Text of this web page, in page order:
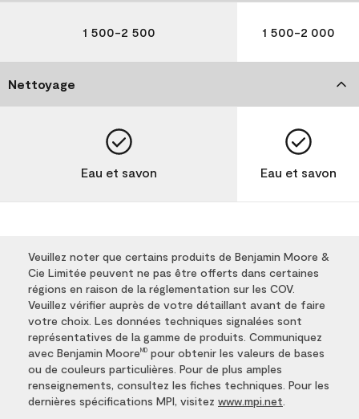
1 500-2 500 1 500-2 000
Nettoyage
Eau et savon Eau et savon
Veuillez noter que certains produits de Benjamin Moore &
Cie Limitée peuvent ne pas être offerts dans certaines
régions en raison de la réglementation sur les COV.
Veuillez vérifier auprès de votre détaillant avant de faire
votre choix. Les données techniques signalées sont
représentatives de la gamme de produits. Communiquez
avec Benjamin Moore MD pour obtenir les valeurs de bases
ou de couleurs particulières. Pour de plus amples
renseignements, consultez les fiches techniques. Pour les
dernières spécifications MPI, visitez www.mpi.net